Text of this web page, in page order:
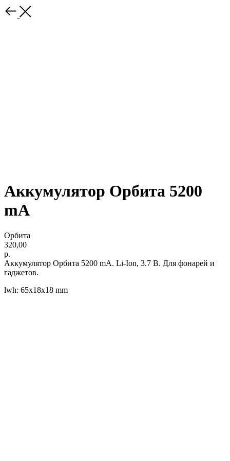
Аккумулятор Орбита 5200
mA
Орбита
320,00
р.
Аккумулятор Орбита 5200 mA. Li-Ion, 3.7 В. Для фонарей и
гаджетов.
lwh: 65x18x18 mm